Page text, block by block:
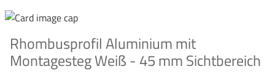
Rhombusprofil Aluminium mit
Montagesteg Weiß - 45 mm Sichtbereich